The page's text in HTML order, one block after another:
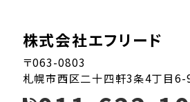
株式会社エフリード
〒063-0803
札幌市西区二十四軒3条4丁目6-